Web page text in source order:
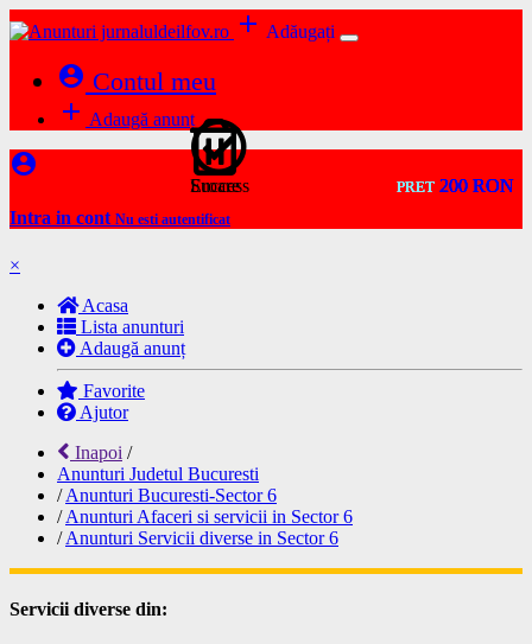
add Adăugați
account_circle Contul meu
add Adaugă anunț
account_circle
Intra in cont Nu esti autentificat
×
Acasa
Lista anunturi
Adaugă anunț
Favorite
Ajutor
Inapoi /
Anunturi Judetul Bucuresti
/Anunturi Bucuresti-Sector 6
/Anunturi Afaceri si servicii in Sector 6
/Anunturi Servicii diverse in Sector 6
Success
Eroare
Servicii diverse din:
PRET 200 RON
PRET 200 RON
PRET 200 RON
PRET 200 RON
PRET 200 RON